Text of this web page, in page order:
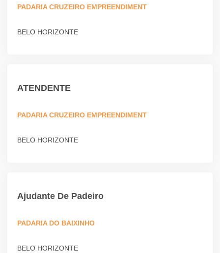
PADARIA CRUZEIRO EMPREENDIMENT
BELO HORIZONTE
ATENDENTE
PADARIA CRUZEIRO EMPREENDIMENT
BELO HORIZONTE
Ajudante De Padeiro
PADARIA DO BAIXINHO
BELO HORIZONTE